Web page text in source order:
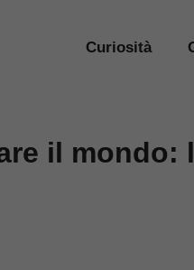
Curiosità
il mondo: